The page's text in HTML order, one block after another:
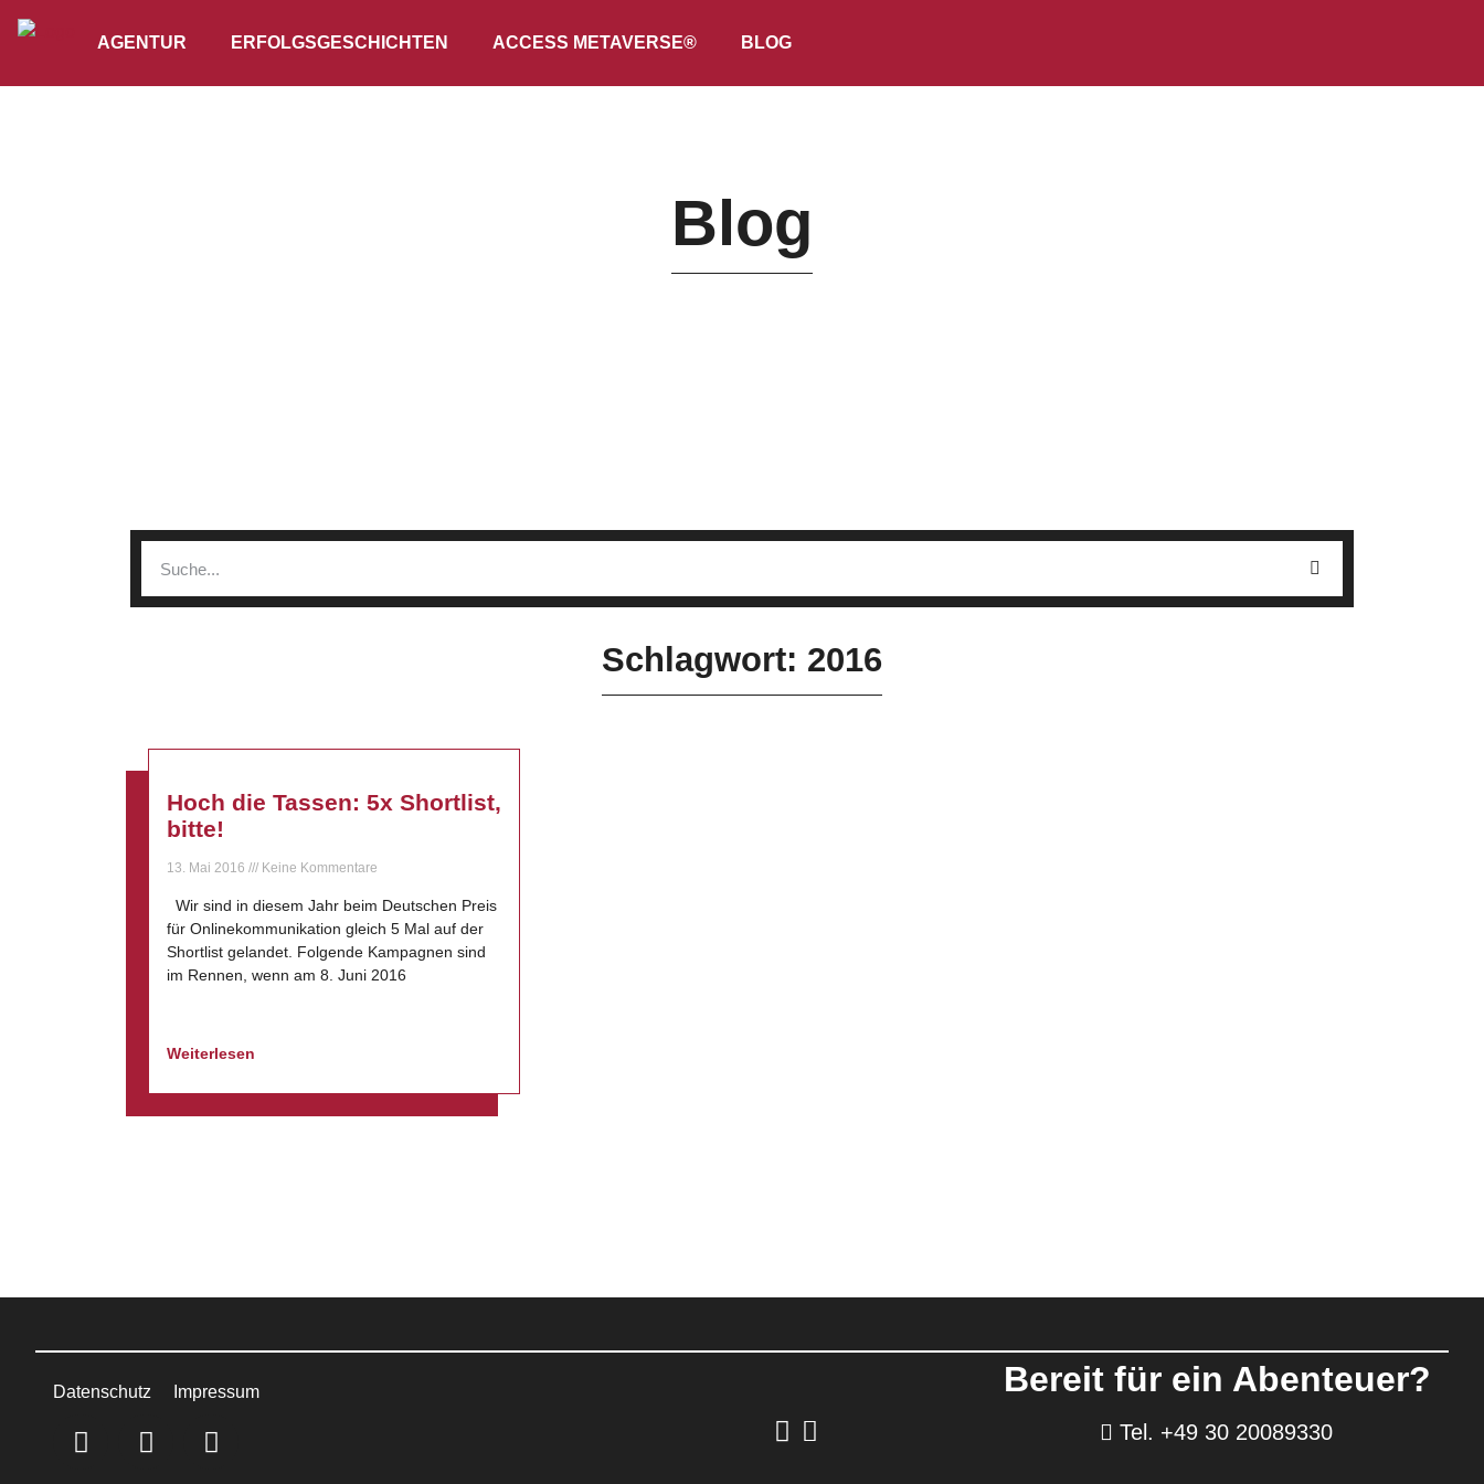
AGENTUR ERFOLGSGESCHICHTEN ACCESS METAVERSE® BLOG
Blog
Schlagwort: 2016
Hoch die Tassen: 5x Shortlist,
bitte!
13. Mai 2016 Keine Kommentare
Wir sind in diesem Jahr beim Deutschen Preis
für Onlinekommunikation gleich 5 Mal auf der
Shortlist gelandet. Folgende Kampagnen sind
im Rennen, wenn am 8. Juni 2016
Weiterlesen
Datenschutz Impressum Bereit für ein Abenteuer?
Tel. +49 30 20089330